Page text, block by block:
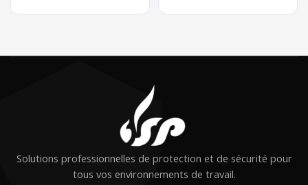
Solutions professionnelles de protection et de sécurité pour
tous vos environnements de travail.